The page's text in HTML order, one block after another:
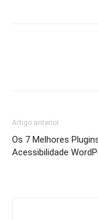
Artigo anterior
Os 7 Melhores
Acessibilidade